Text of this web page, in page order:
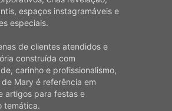
espaços instagramáveis e
especiais.
de clientes atendidos e
construída com
carinho e profissionalismo,
Mary é referência em
artigos para festas e
temática.